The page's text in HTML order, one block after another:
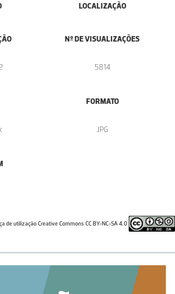
LOCALIZAÇÃO
Nº DE VISUALIZAÇÕES
5814
FORMATO
.JPG
de utilização Creative Commons CC BY-NC-SA 4.0